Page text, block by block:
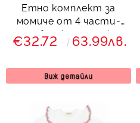
Етно комплект за
момиче от 4 части-
пола, блузка, чорапки и
диадема с фолклорни
€32.72 63.99лв.
Виж детайли